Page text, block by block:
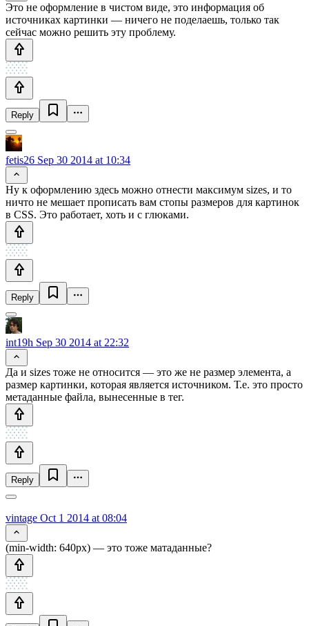
Это не оформление в чистом виде, это информация об
источниках картинки — ничего не поделаешь, только так
сейчас можно решить эту проблему.
Reply
fetis26 Sep 30 2014 at 10:34
Ну к оформлению здесь можно отнести максимум sizes, и то
ничто не мешает прописать вам стопы размеров для картинок
в CSS. Это работает, хоть и с глюками.
Reply
int19h Sep 30 2014 at 22:32
Да и sizes тоже не относится — это же не размер элемента, а
размер картинки, которая является источником. Т.е. это просто
метаданные файла, вынесенные в тег.
Reply
vintage Oct 1 2014 at 08:04
(min-width: 640px) — это тоже матаданные?